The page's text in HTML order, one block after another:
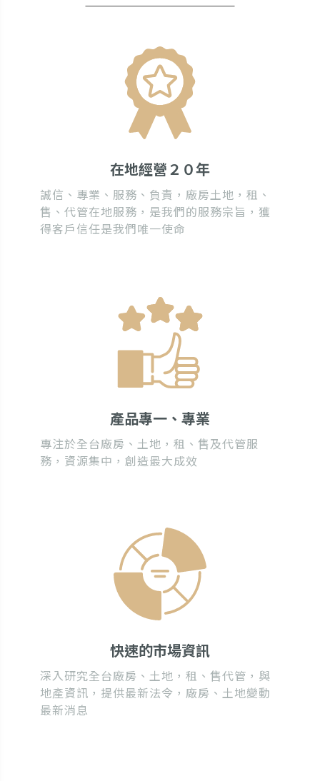
在地經營２０年
誠信、專業、服務、負責，廠房土地，租、
售、代管在地服務，是我們的服務宗旨，獲
得客戶信任是我們唯一使命
產品專一、專業
專注於全台廠房、土地，租、售及代管服
務，資源集中，創造最大成效
快速的市場資訊
深入研究全台廠房、土地，租、售代管，與
地產資訊，提供最新法令，廠房、土地變動
最新消息